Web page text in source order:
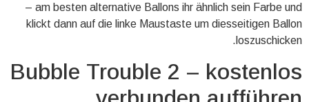
– am besten alternative Ballons ihr ähnlich sein Farbe und
klickt dann auf die linke Maustaste um diesseitigen Ballon
loszuschicken.
Bubble Trouble 2 – kostenlos